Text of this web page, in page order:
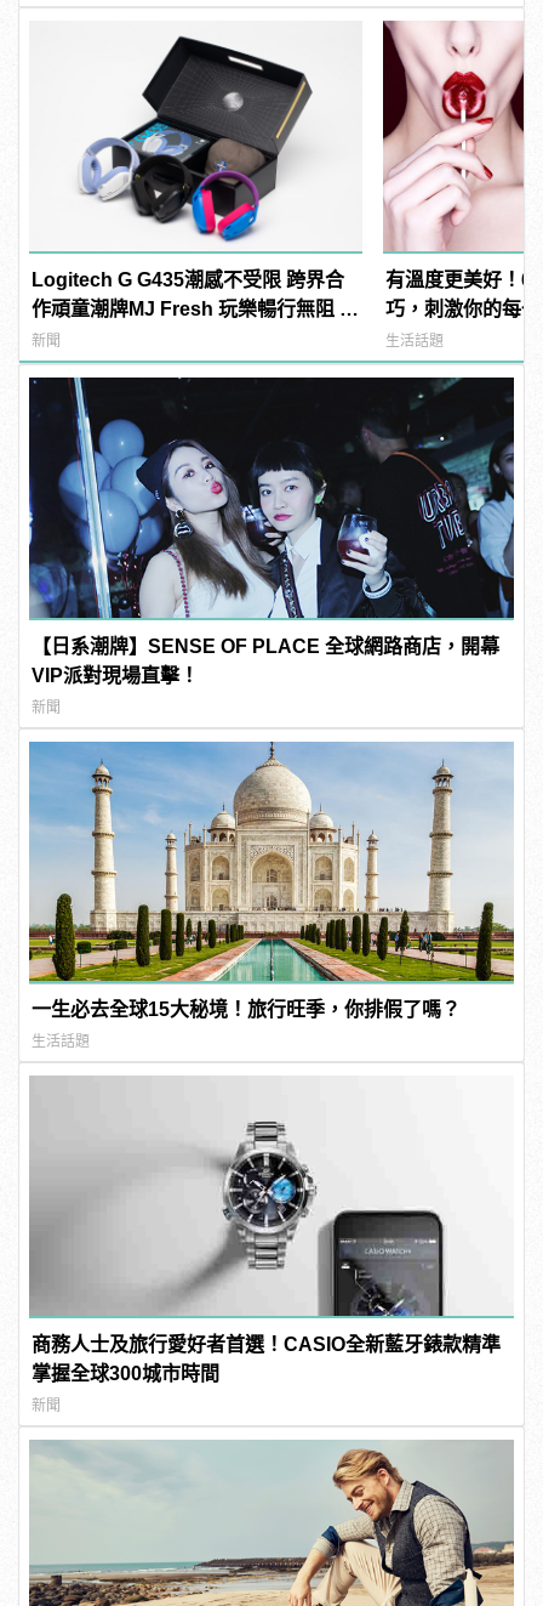
Logitech G G435潮感不受限 跨界合
作頑童潮牌MJ Fresh 玩樂暢行無阻 |
manfashion這樣變型男
新聞
有溫度更美好！6
巧，刺激你的每
生活話題
【日系潮牌】SENSE OF PLACE 全球網路商店，開幕
VIP派對現場直擊！
新聞
一生必去全球15大秘境！旅行旺季，你排假了嗎？
生活話題
商務人士及旅行愛好者首選！CASIO全新藍牙錶款精準
掌握全球300城市時間
新聞